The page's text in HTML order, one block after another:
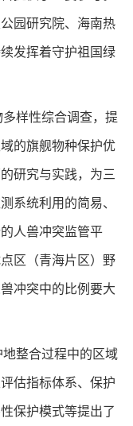
园研究院、海南热
发挥着守护祖国绿
样性综合调查，提
的旗舰物种保护优
研究与实践，为三
系统利用的简易、
人兽冲突监管平
区（青海片区）野
冲突中的比例要大
整合过程中的区域
估指标体系、保护
保护模式等提出了